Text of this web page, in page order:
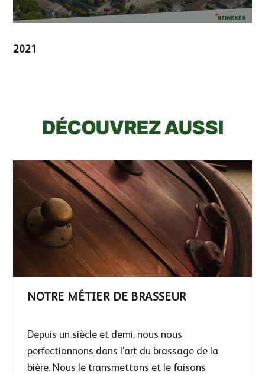
2021
DÉCOUVREZ AUSSI
NOTRE MÉTIER DE BRASSEUR
Depuis un siècle et demi, nous nous
perfectionnons dans l’art du brassage de la
bière. Nous le transmettons et le faisons